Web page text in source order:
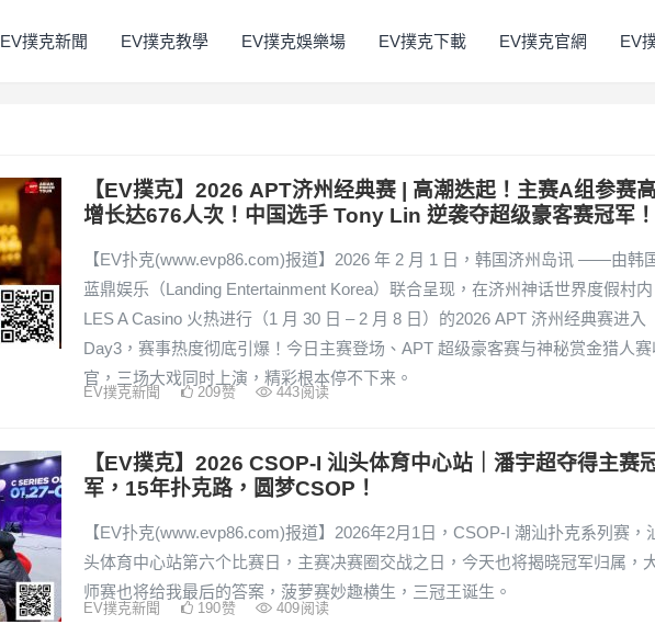
EV撲克新聞 EV撲克教學 EV撲克娛樂場 EV撲克下載 EV撲克官網 EV
【EV撲克】2026 APT济州经典赛 | 高潮迭起！主赛A组参赛
增长达676人次！中国选手 Tony Lin 逆袭夺超级豪客赛冠军！
【EV扑克(www.evp86.com)报道】2026 年 2 月 1 日，韩国济州岛讯 ——由韩
蓝鼎娱乐（Landing Entertainment Korea）联合呈现，在济州神话世界度假村内
LES A Casino 火热进行（1 月 30 日 – 2 月 8 日）的2026 APT 济州经典赛进入
Day3，赛事热度彻底引爆！今日主赛登场、APT 超级豪客赛与神秘赏金猎人赛
官，三场大戏同时上演，精彩根本停不下来。
EV撲克新聞 209赞 443阅读
【EV撲克】2026 CSOP-I 汕头体育中心站｜潘宇超夺得主赛
军，15年扑克路，圆梦CSOP！
【EV扑克(www.evp86.com)报道】2026年2月1日，CSOP-I 潮汕扑克系列赛，
头体育中心站第六个比赛日，主赛决赛圈交战之日，今天也将揭晓冠军归属，
师赛也将给我最后的答案，菠萝赛妙趣横生，三冠王诞生。
EV撲克新聞 190赞 409阅读